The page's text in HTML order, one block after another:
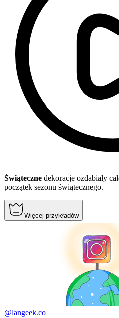
Świąteczne dekoracje ozdabiały
początek sezonu świątecznego.
Więcej przykładów
@langeek.co